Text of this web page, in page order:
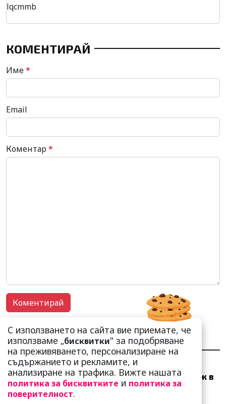
lqcmmb
КОМЕНТИРАЙ
Име*
Email
Коментар*
НАЙ-ЧЕТЕНИ НАЙ-КОМЕНТИРАНИ
Много скоро! Тези три
зодии ще получат „нож в
гърба“ (Ще бъдат
С използването на сайта вие приемате, че
използваме „бисквитки" за подобряване
на преживяването, персонализиране на
съдържанието и рекламите, и
анализиране на трафика. Вижте нашата
политика за бисквитките и политика за
поверителност.